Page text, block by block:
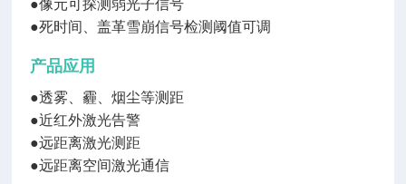
●像元可探测弱光子信号
●死时间、盖革雪崩信号检测阈值可调
产品应用
●透雾、霾、烟尘等测距
●近红外激光告警
●远距离激光测距
●远距离空间激光通信